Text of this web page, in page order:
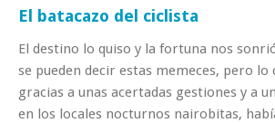
El batacazo del ciclista
El destino lo quiso y la fortuna nos
se pueden decir estas memeces, pero lo
gracias a unas acertadas gestiones y a
en los locales nocturnos nairobitas,